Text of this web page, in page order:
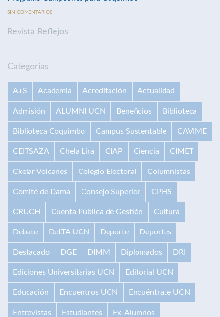
SIN COMENTARIOS
Revista Reflejos
Categorías
A+S Academia Acreditación Actualidad
Admisión ALUMNI UCN Beneficios Biblioteca
Biblioteca Coquimbo Campus Sustentable CAVIME
CEITSAZA Chela Lira CIAP Ciencia CIMET
Ckelar Volcanes Colegio Electoral Columnistas
Comité de Dama Consejo Superior CPHS
CRUCH Cuenta Pública de Gestión Cultura
Debate DeLTA UCN Deporte Deportes
Destacado DGE DIMM Diplomados DRI
Ediciones Universitarias UCN Editorial UCN
Educación Encuentros UCN Encuéntrate UCN
Entrevistas Estudiantes Ex-Alumnos